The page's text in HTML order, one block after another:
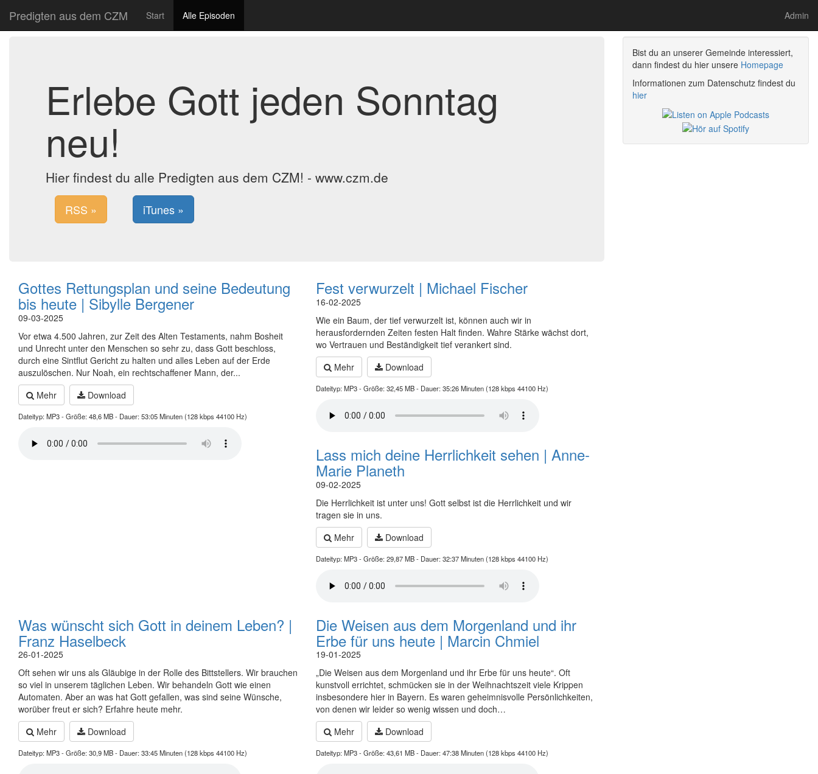
Predigten aus dem CZM Admin
Start Alle Episoden
Erlebe Gott jeden Sonntag
neu!
Hier findest du alle Predigten aus dem CZM! - www.czm.de
RSS » iTunes »
Gottes Rettungsplan und seine Bedeutung
bis heute | Sibylle Bergener
09-03-2025
Vor etwa 4.500 Jahren, zur Zeit des Alten Testaments, nahm Bosheit
und Unrecht unter den Menschen so sehr zu, dass Gott beschloss,
durch eine Sintflut Gericht zu halten und alles Leben auf der Erde
auszulöschen. Nur Noah, ein rechtschaffener Mann, der...
Mehr
Download
Dateityp: MP3 - Größe: 48,6 MB - Dauer: 53:05 Minuten (128 kbps 44100 Hz)
Fest verwurzelt | Michael Fischer
16-02-2025
Wie ein Baum, der tief verwurzelt ist, können auch wir in
herausfordernden Zeiten festen Halt finden. Wahre Stärke wächst dort,
wo Vertrauen und Beständigkeit tief verankert sind.
Mehr
Download
Dateityp: MP3 - Größe: 32,45 MB - Dauer: 35:26 Minuten (128 kbps 44100 Hz)
Lass mich deine Herrlichkeit sehen | Anne-
Marie Planeth
09-02-2025
Die Herrlichkeit ist unter uns! Gott selbst ist die Herrlichkeit und wir
tragen sie in uns.
Mehr
Download
Dateityp: MP3 - Größe: 29,87 MB - Dauer: 32:37 Minuten (128 kbps 44100 Hz)
Was wünscht sich Gott in deinem Leben? |
Franz Haselbeck
26-01-2025
Oft sehen wir uns als Gläubige in der Rolle des Bittstellers. Wir brauchen
so viel in unserem täglichen Leben. Wir behandeln Gott wie einen
Automaten. Aber an was hat Gott gefallen, was sind seine Wünsche,
worüber freut er sich? Erfahre heute mehr.
Mehr
Download
Dateityp: MP3 - Größe: 30,9 MB - Dauer: 33:45 Minuten (128 kbps 44100 Hz)
Die Weisen aus dem Morgenland und ihr
Erbe für uns heute | Marcin Chmiel
19-01-2025
„Die Weisen aus dem Morgenland und ihr Erbe für uns heute“. Oft
kunstvoll errichtet, schmücken sie in der Weihnachtszeit viele Krippen
insbesondere hier in Bayern. Es waren geheimnisvolle Persönlichkeiten,
von denen wir leider so wenig wissen und doch…
Mehr
Download
Dateityp: MP3 - Größe: 43,61 MB - Dauer: 47:38 Minuten (128 kbps 44100 Hz)
Bist du an unserer Gemeinde interessiert,
dann findest du hier unsere Homepage
Informationen zum Datenschutz findest du
hier